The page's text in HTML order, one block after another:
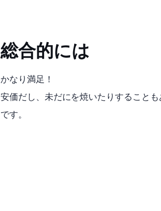
総合的には
かなり満足！
安価だし、未だにDVDを焼いたりすること
です。